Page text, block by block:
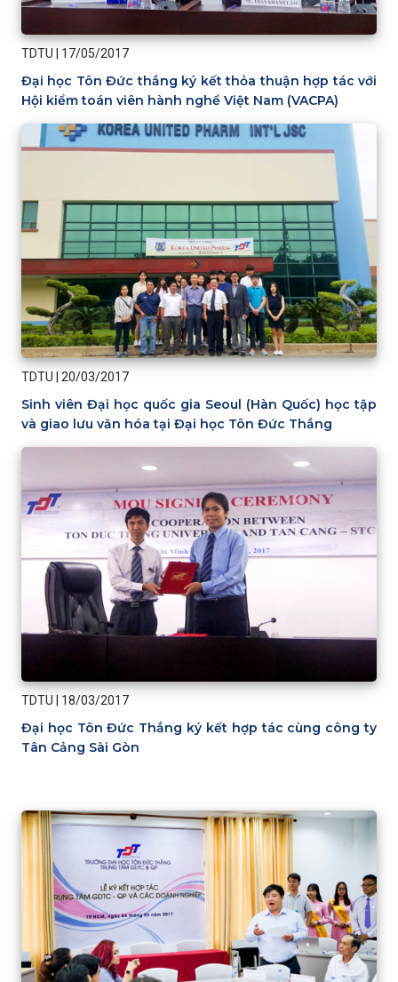
TDTU 17/05/2017
Đại học Tôn Đức thắng ký kết thỏa thuận hợp tác với
Hội kiểm toán viên hành nghề Việt Nam (VACPA)
TDTU 20/03/2017
Sinh viên Đại học quốc gia Seoul (Hàn Quốc) học tập
và giao lưu văn hóa tại Đại học Tôn Đức Thắng
TDTU 18/03/2017
Đại học Tôn Đức Thắng ký kết hợp tác cùng công ty
Tân Cảng Sài Gòn